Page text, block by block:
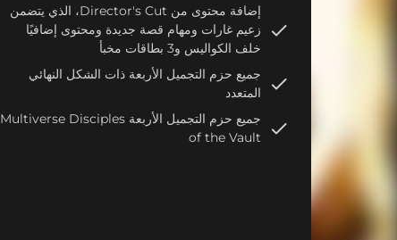
إضافة محتوى من Director's Cut، الذي يتضمن
زعيم غارات ومهام قصة جديدة ومحتوى إضافيًا
خلف الكواليس و3 بطاقات مخبأ
جميع حزم التجميل الأربعة ذات الشكل النهائي
المتعدد
جميع حزم التجميل الأربعة Multiverse Disciples
of the Vault